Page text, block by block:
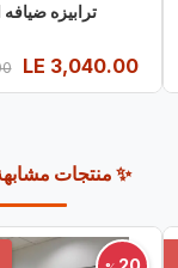
ترابيزه ضيافه tt111
3,040.00
✨ منتجات